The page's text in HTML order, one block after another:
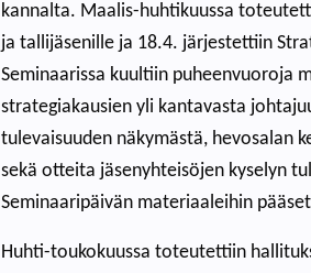
kannalta. Maalis-huhtikuussa
ja tallijäsenille ja 18.4. järjestettiin
Seminaarissa kuultiin puheenvuoroja
strategiakausien yli kantavasta
tulevaisuuden näkymästä, hevosalan
sekä otteita jäsenyhteisöjen kyselyn
Seminaaripäivän materiaaleihin pääset
Huhti-toukokuussa toteutettiin